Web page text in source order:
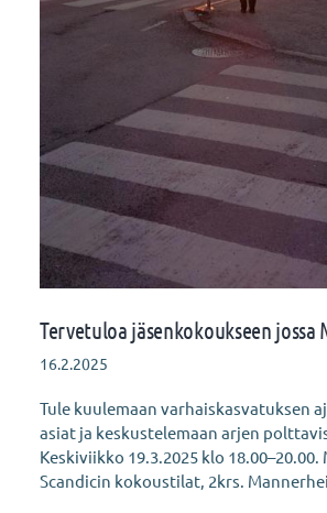
Tervetuloa jäsenkokoukseen jossa
16.2.2025
Tule kuulemaan varhaiskasvatuksen
asiat ja keskustelemaan arjen
Keskiviikko 19.3.2025 klo 18.00–20.00.
Scandicin kokoustilat, 2krs.